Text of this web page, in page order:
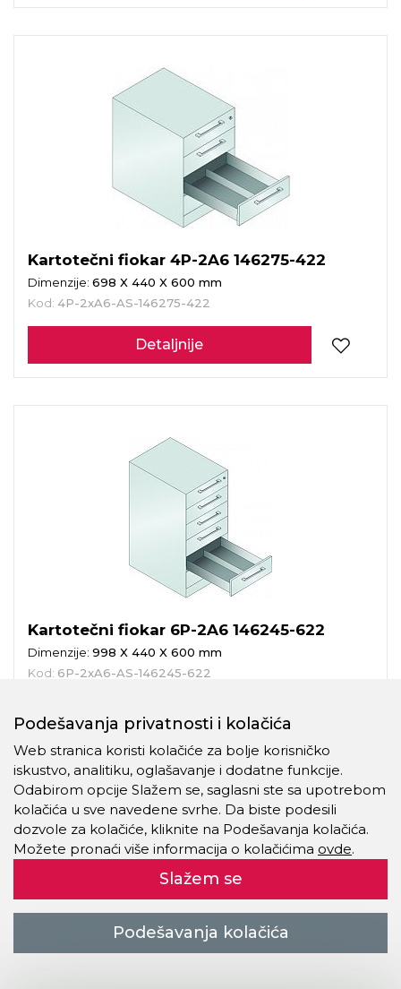
Kartotečni fiokar 4P-2A6 146275-422
Dimenzije: 698 X 440 X 600 mm
Kod: 4P-2xA6-AS-146275-422
Detaljnije
Kartotečni fiokar 6P-2A6 146245-622
Dimenzije: 998 X 440 X 600 mm
Kod: 6P-2xA6-AS-146245-622
Detaljnije
Podešavanja privatnosti i kolačića
Web stranica koristi kolačiće za bolje korisničko
iskustvo, analitiku, oglašavanje i dodatne funkcije.
Odabirom opcije Slažem se, saglasni ste sa upotrebom
kolačića u sve navedene svrhe. Da biste podesili
dozvole za kolačiće, kliknite na Podešavanja kolačića.
Možete pronaći više informacija o kolačićima ovde.
Slažem se
Podešavanja kolačića